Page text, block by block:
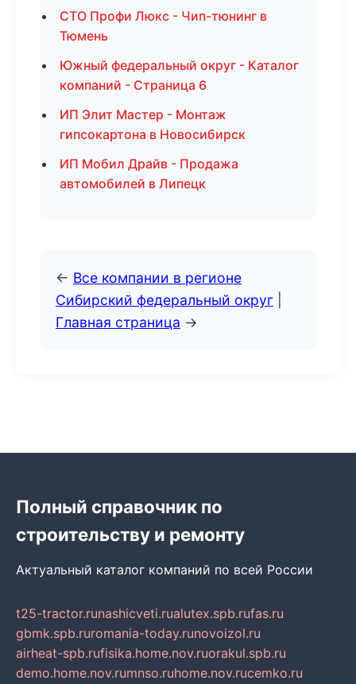
СТО Профи Люкс - Чип-тюнинг в
Тюмень
Южный федеральный округ - Каталог
компаний - Страница 6
ИП Элит Мастер - Монтаж
гипсокартона в Новосибирск
ИП Мобил Драйв - Продажа
автомобилей в Липецк
← Все компании в регионе
Сибирский федеральный округ
Главная страница →
Полный справочник по
строительству и ремонту
Актуальный каталог компаний по всей России
t25-tractor.runashicveti.rualutex.spb.rufas.ru
gbmk.spb.ruromania-today.runovoizol.ru
airheat-spb.rufisika.home.nov.ruorakul.spb.ru
demo.home.nov.rumnso.ruhome.nov.rucemko.ru